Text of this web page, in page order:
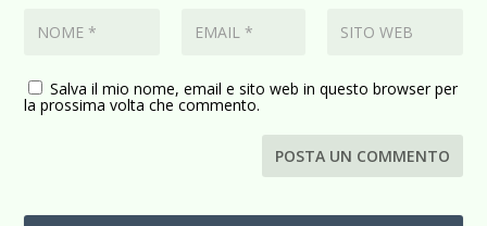
Salva il mio nome, email e sito web in questo browser per
la prossima volta che commento.